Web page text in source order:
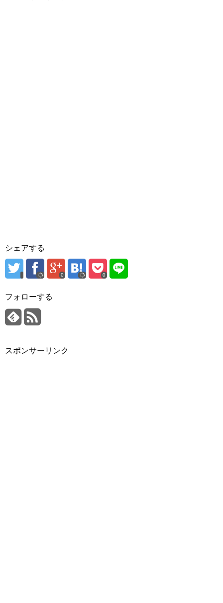
シェアする
0 0
フォローする
スポンサーリンク